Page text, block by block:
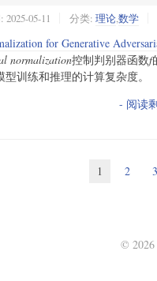
2025-05-11 分类: 理论,数学
for Generative
normalization控制判别器函数f
训练和推理的计算复杂度。
- 阅读
1 2 3
© 2026